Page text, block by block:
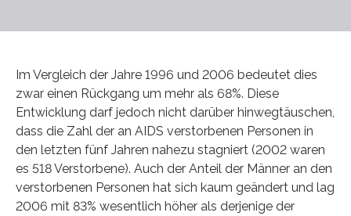
Im Vergleich der Jahre 1996 und 2006 bedeutet dies
zwar einen Rückgang um mehr als 68%. Diese
Entwicklung darf jedoch nicht darüber hinwegtäuschen,
dass die Zahl der an AIDS verstorbenen Personen in
den letzten fünf Jahren nahezu stagniert (2002 waren
es 518 Verstorbene). Auch der Anteil der Männer an den
verstorbenen Personen hat sich kaum geändert und lag
2006 mit 83% wesentlich höher als derjenige der